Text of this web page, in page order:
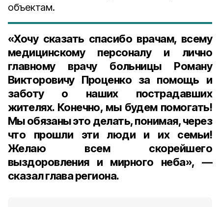
объектам.
«Хочу сказать спасибо врачам, всему
медицинскому персоналу и лично
главному врачу больницы Роману
Викторовичу Проценко за помощь и
заботу о наших пострадавших
жителях. Конечно, мы будем помогать!
Мы обязаны это делать, понимая, через
что прошли эти люди и их семьи!
Желаю всем скорейшего
выздоровления и мирного неба», —
сказал глава региона.